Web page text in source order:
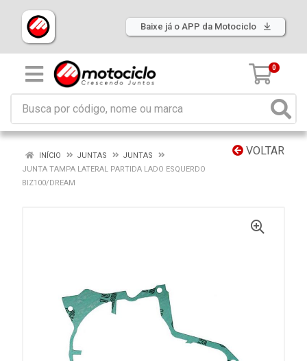
Baixe já o APP da Motociclo
0
VOLTAR
INÍCIO JUNTAS
JUNTAS
JUNTA TAMPA LATERAL PARTIDA LADO ESQUERDO
BIZ100/DREAM